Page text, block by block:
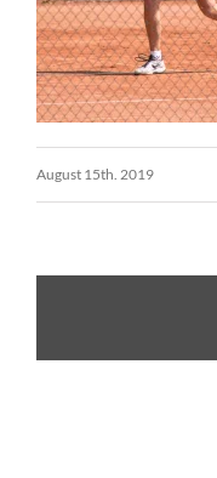
August 15th. 2019